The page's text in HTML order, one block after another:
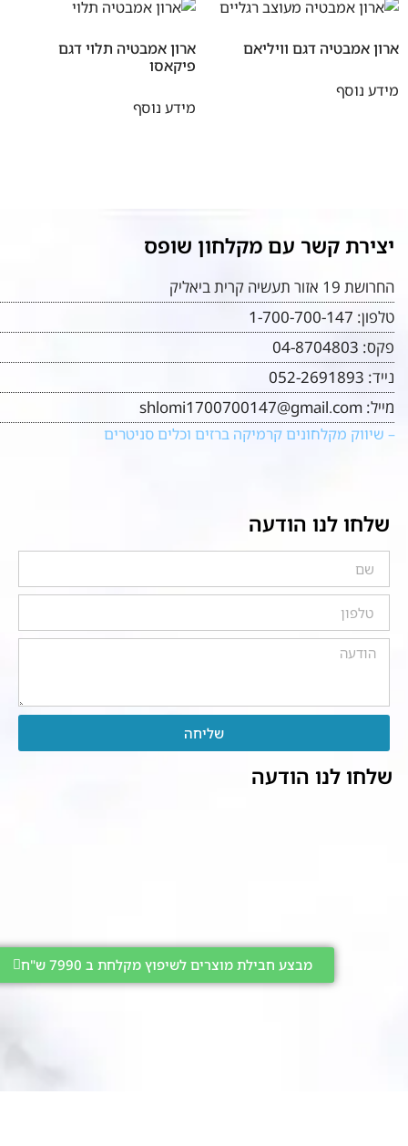
מבצע חבילת מוצרים לשיפוץ מקלחת ב 7990 ש"ח
ארון אמבטיה דגם וויליאם
מידע נוסף
ארון אמבטיה תלוי דגם
פיקאסו
מידע נוסף
יצירת קשר עם מקלחון שופס
החרושת 19 אזור תעשיה קרית ביאליק
טלפון: 1-700-700-147
פקס: 04-8704803
נייד: 052-2691893
מייל: shlomi1700700147@gmail.com
– שיווק מקלחונים קרמיקה ברזים וכלים סניטרים
שלחו לנו הודעה
שליחה
שלחו לנו הודעה